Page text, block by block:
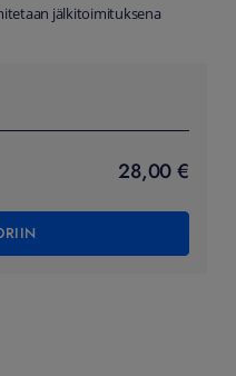
jälkitoimituksena
28,00 €